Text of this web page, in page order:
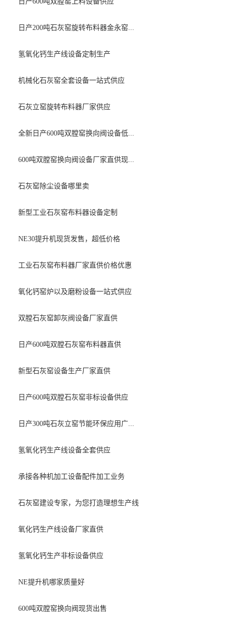
日产200吨石灰窑旋转布料器金永窑...
氢氧化钙生产线设备定制生产
机械化石灰窑全套设备一站式供应
石灰立窑旋转布料器厂家供应
全新日产600吨双膛窑换向阀设备低...
600吨双膛窑换向阀设备厂家直供现...
石灰窑除尘设备哪里卖
新型工业石灰窑布料器设备定制
NE30提升机现货发售，超低价格
工业石灰窑布料器厂家直供价格优惠
氧化钙窑炉以及磨粉设备一站式供应
双膛石灰窑卸灰阀设备厂家直供
日产600吨双膛石灰窑布料器直供
新型石灰窑设备生产厂家直供
日产600吨双膛石灰窑非标设备供应
日产300吨石灰立窑节能环保应用广...
氢氧化钙生产线设备全套供应
承接各种机加工设备配件加工业务
石灰窑建设专家，为您打造理想生产线
氧化钙生产线设备厂家直供
氢氧化钙生产非标设备供应
NE提升机哪家质量好
600吨双膛窑换向阀现货出售